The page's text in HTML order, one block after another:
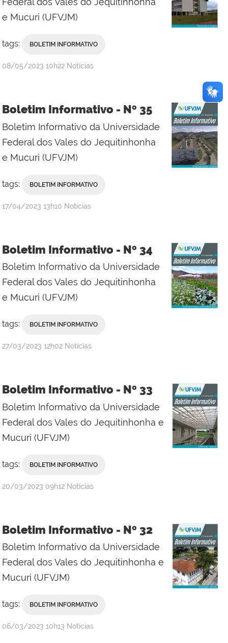
e Mucuri (UFVJM)
tags: BOLETIM INFORMATIVO
publicado
08/05/2023 10h22 Notícias
Boletim Informativo - Nº 35
Boletim Informativo da Universidade
Federal dos Vales do Jequitinhonha
e Mucuri (UFVJM)
tags: BOLETIM INFORMATIVO
publicado
17/04/2023 13h10 Notícias
Boletim Informativo - Nº 34
Boletim Informativo da Universidade
Federal dos Vales do Jequitinhonha
e Mucuri (UFVJM)
tags: BOLETIM INFORMATIVO
publicado
27/03/2023 12h02 Notícias
Boletim Informativo - Nº 33
Boletim Informativo da Universidade
Federal dos Vales do Jequitinhonha e
Mucuri (UFVJM)
tags: BOLETIM INFORMATIVO
publicado
20/03/2023 09h12 Notícias
Boletim Informativo - Nº 32
Boletim Informativo da Universidade
Federal dos Vales do Jequitinhonha e
Mucuri (UFVJM)
tags: BOLETIM INFORMATIVO
publicado
06/03/2023 10h13 Notícias